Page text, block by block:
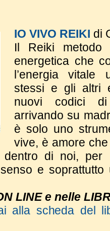
IO VIVO REIKI di
Il Reiki
energetica che
l’energia vitale
stessi e gli altri
nuovi codici
arrivando su
è solo uno
vive, è amore
di noi, per
e
LINE e nelle
alla scheda del